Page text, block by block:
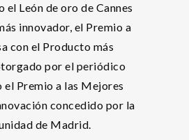
el León de oro de Cannes
innovador, el Premio a
con el Producto más
por el periódico
el Premio a las Mejores
concedido por la
de Madrid.